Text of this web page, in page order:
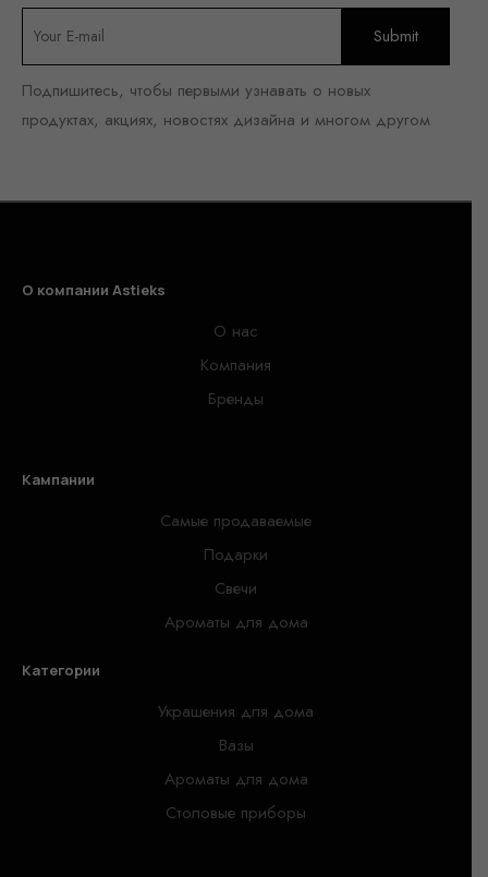
Подпишитесь, чтобы первыми узнавать о новых
продуктах, акциях, новостях дизайна и многом другом
О компании Astieks
О нас
Компания
Бренды
Кампании
Самые продаваемые
Подарки
Свечи
Ароматы для дома
Категории
Украшения для дома
Вазы
Ароматы для дома
Столовые приборы